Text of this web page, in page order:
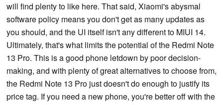
will find plenty to like here. That said, Xiaomi's abysmal
software policy means you don't get as many updates as
you should, and the UI itself isn't any different to MIUI 14.
Ultimately, that's what limits the potential of the Redmi Note
13 Pro. This is a good phone letdown by poor decision-
making, and with plenty of great alternatives to choose from,
the Redmi Note 13 Pro just doesn't do enough to justify its
price tag. If you need a new phone, you're better off with the